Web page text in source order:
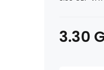
3.30